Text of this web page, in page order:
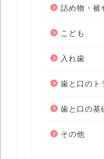
詰め物・被
こども
入れ歯
歯と口のト
歯と口の基
その他